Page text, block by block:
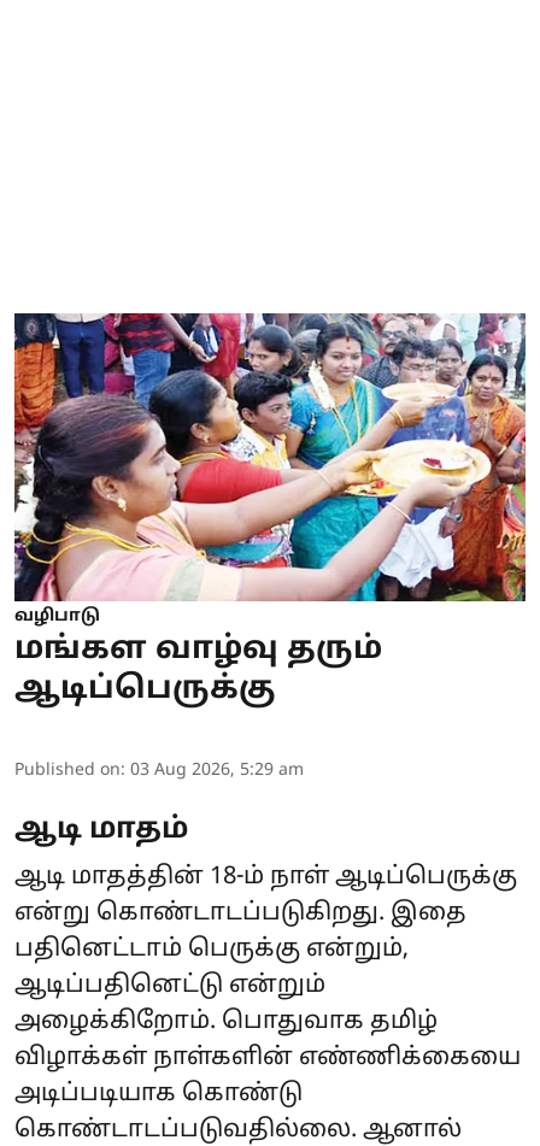
வழிபாடு
மங்கள வாழ்வு தரும்
ஆடிப்பெருக்கு
Published on: 03 Aug 2026, 5:29 am
ஆடி மாதம்
ஆடி மாதத்தின் 18-ம் நாள் ஆடிப்பெருக்கு
என்று கொண்டாடப்படுகிறது. இதை
பதினெட்டாம் பெருக்கு என்றும்,
ஆடிப்பதினெட்டு என்றும்
அழைக்கிறோம். பொதுவாக தமிழ்
விழாக்கள் நாள்களின் எண்ணிக்கையை
அடிப்படியாக கொண்டு
கொண்டாடப்படுவதில்லை. ஆனால்